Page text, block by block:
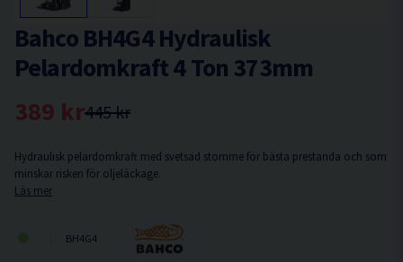
Bahco BH4G4 Hydraulisk
Pelardomkraft 4 Ton 373mm
445 kr
389 kr
Hydraulisk pelardomkraft med svetsad stomme för bästa prestanda och som
minskar risken för oljeläckage.
Läs mer
BH4G4